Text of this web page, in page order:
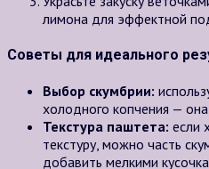
лимона для эффектной
Советы для идеального
Выбор скумбрии:
холодного копчения —
Текстура паштета: если
текстуру, можно часть
добавить мелкими